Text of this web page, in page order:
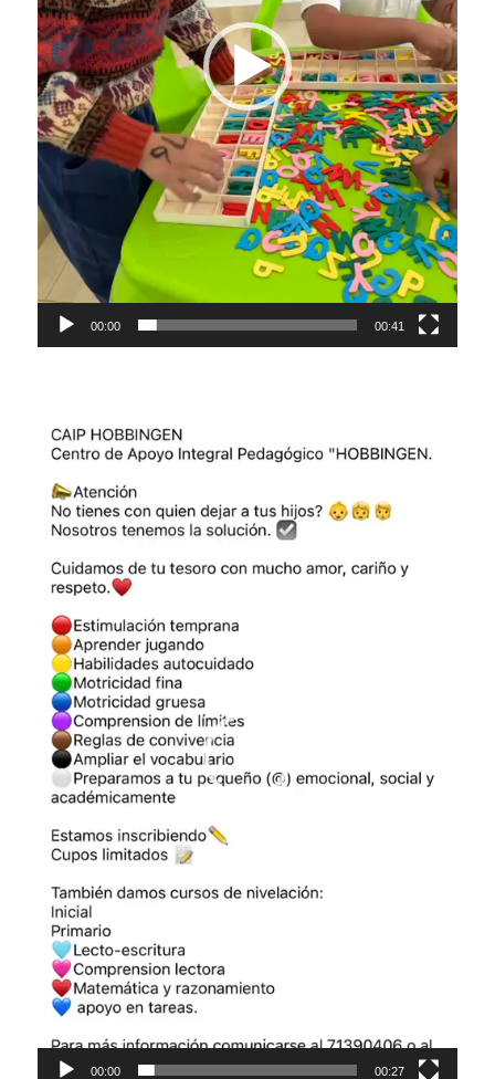
00:00 00:41
Video-
Player
00:00 00:27